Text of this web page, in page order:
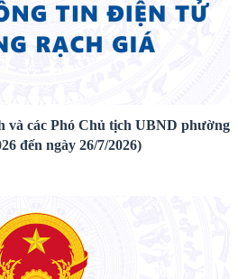
và các Phó Chủ tịch UBND phường
đến ngày 26/7/2026)